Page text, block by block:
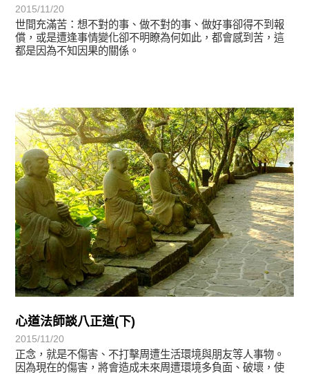
2015/11/20
世間充滿苦：想不對的事、做不對的事、做好事卻得不到報
償，或是遭逢事情變化卻不明瞭為何如此，都會感到苦，這
都是因為不知因果的關係。
心道法師談八正道(下)
2015/11/20
正念，就是不傷害、不打擊周遭生活環境與朋友等人事物。
因為現在的傷害，將會造成未來周遭環境多負面、破壞，使
宗師教育觀